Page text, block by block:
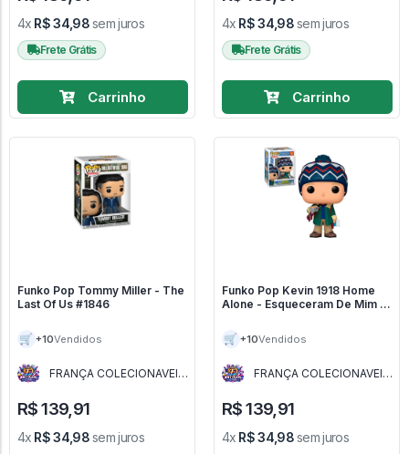
4x R$ 34,98sem juros
Frete Grátis
Carrinho
4x R$ 34,98sem juros
Frete Grátis
Carrinho
Funko Pop Tommy Miller - The
Last Of Us #1846
🛒 +10Vendidos
FRANÇA COLECIONAVEIS
R$ 139,91
4x R$ 34,98sem juros
Funko Pop Kevin 1918 Home
Alone - Esqueceram De Mim -
🛒 +10Vendidos
FRANÇA COLECIONAVEIS
R$ 139,91
4x R$ 34,98sem juros